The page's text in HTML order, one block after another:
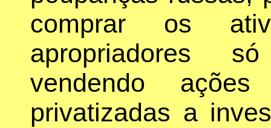
comprar os
apropriadores
vendendo
privatizadas a